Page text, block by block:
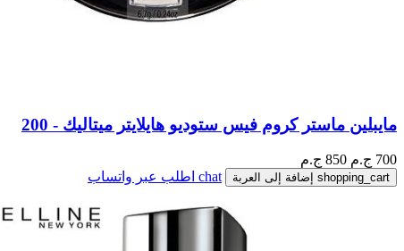
مايبلين ماستر كروم فيس ستوديو هايلايتر ميتاليك - 200
700 ج.م 850 ج.م
shopping_cart إضافة إلى العربة chat اطلب عبر واتساب